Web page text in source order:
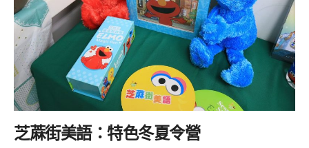
芝蔴街美語：特色冬夏令營